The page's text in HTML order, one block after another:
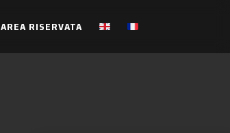
AREA RISERVATA